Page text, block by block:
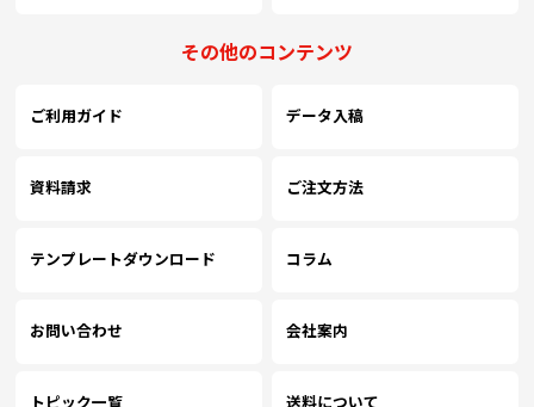
その他のコンテンツ
ご利用ガイド データ入稿
資料請求 ご注文方法
テンプレートダウンロード コラム
お問い合わせ 会社案内